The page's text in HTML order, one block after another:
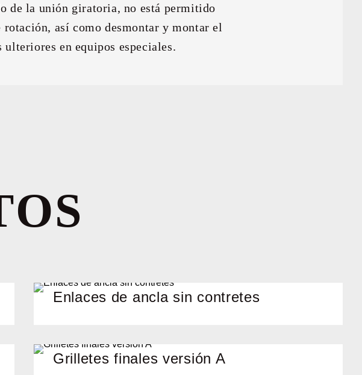
de la unión giratoria, no está permitido
así como desmontar y montar el
en equipos especiales.
Enlaces de ancla sin contretes
Grilletes finales versión A